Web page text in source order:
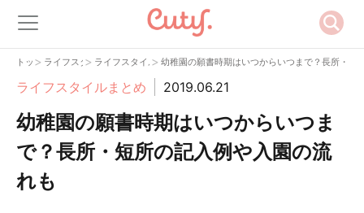
トップ
> ライフスタイル
> ライフスタイルまとめ
> 幼稚園の願書時期はいつからいつまで？長所・短
ライフスタイルまとめ 2019.06.21
幼稚園の願書時期はいつからいつま
で？長所・短所の記入例や入園の流
れも